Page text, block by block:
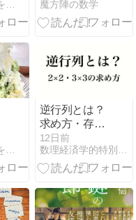
50代から理数を学ぶ。 - ブログ
介し1対1対応
の関係にある
魔方陣の数学
50代から理数を学ぶ。 - ブログ
逆行列とは？
求め方・存在
条件・2×2／
3×3の計算を
わかりやすく
12日前
数理経済学的特別計画